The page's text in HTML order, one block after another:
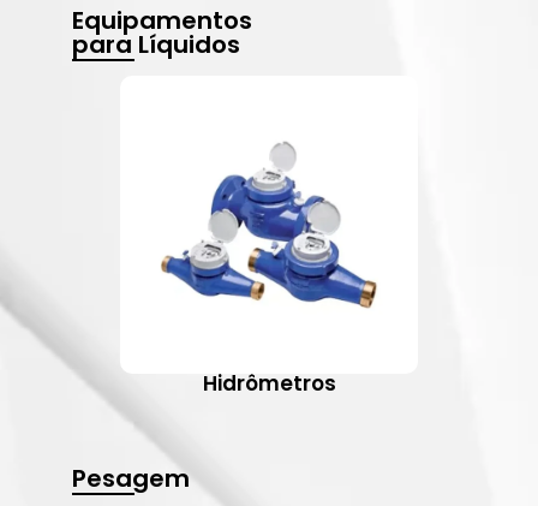
Equipamentos
para Líquidos
Hidrômetros
Pesagem